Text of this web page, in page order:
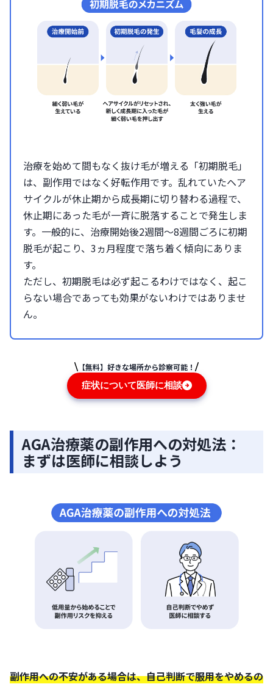
治療を始めて間もなく抜け毛が増える「初期脱毛」
は、副作用ではなく好転作用です。乱れていたヘア
サイクルが休止期から成長期に切り替わる過程で、
休止期にあった毛が一斉に脱落することで発生しま
す。一般的に、治療開始後2週間～8週間ごろに初期
脱毛が起こり、3ヵ月程度で落ち着く傾向にありま
す。
ただし、初期脱毛は必ず起こるわけではなく、起こ
らない場合であっても効果がないわけではありませ
ん。
【無料】好きな場所から診察可能！
症状について医師に相談
AGA治療薬の副作用への対処法：
まずは医師に相談しよう
副作用への不安がある場合は、自己判断で服用をやめるの